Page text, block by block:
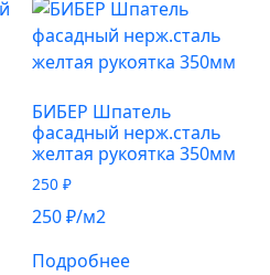
БИБЕР Шпатель
фасадный нерж.сталь
желтая рукоятка 350мм
250₽
250₽/м2
Подробнее